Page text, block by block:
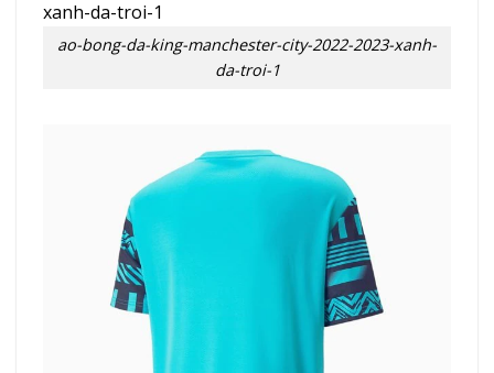
ao-bong-da-king-manchester-city-2022-2023-xanh-
da-troi-1